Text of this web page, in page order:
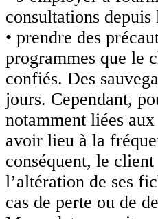
consultations
• prendre des
programmes que le
confiés. Des
jours. Cependant,
notamment liées
avoir lieu à la
conséquent, le
l’altération de ses
cas de perte ou de